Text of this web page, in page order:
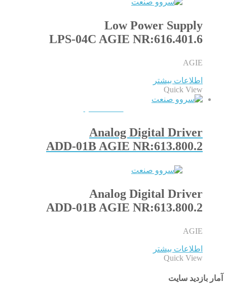
Low Power Supply
LPS-04C AGIE NR:616.401.6
AGIE
اطلاعات بیشتر
Quick View
Analog Digital Driver
ADD-01B AGIE NR:613.800.2
Analog Digital Driver
ADD-01B AGIE NR:613.800.2
AGIE
اطلاعات بیشتر
Quick View
آمار بازدید سایت